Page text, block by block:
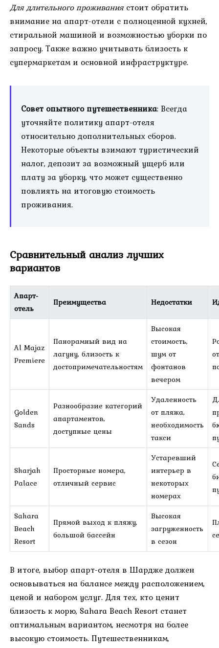
Для длительного проживаниястоит обратить
внимание на апарт-отели с полноценной кухней,
стиральной машиной и возможностью уборки по
запросу. Также важно учитывать близость к
супермаркетам и основной инфраструктуре.
Совет опытного путешественника: Всегда
уточняйте политику апарт-отеля
относительно дополнительных сборов.
Некоторые объекты взимают туристический
налог, депозит за возможный ущерб или
плату за уборку, что может существенно
повлиять на итоговую стоимость
проживания.
Сравнительный анализ лучших
вариантов
Апарт-
отель
Преимущества Недостатки
Al Majaz
Premiere
Панорамный вид на
лагуну, близость к
достопримечательностям
Высокая
стоимость,
шум от
фонтанов
вечером
Golden
Sands
Разнообразие категорий
апартаментов,
доступные цены
Удаленность
от пляжа,
необходимость
такси
Sharjah
Palace
Просторные номера,
отличный сервис
Устаревший
интерьер в
некоторых
номерах
Sahara
Beach
Resort
Прямой выход к пляжу,
большой бассейн
Высокая
загруженность
в сезон
В итоге, выбор апарт-отеля в Шардже должен
основываться на балансе между расположением,
ценой и набором услуг. Для тех, кто ценит
близость к морю, Sahara Beach Resort станет
оптимальным вариантом, несмотря на более
высокую стоимость. Путешественникам,